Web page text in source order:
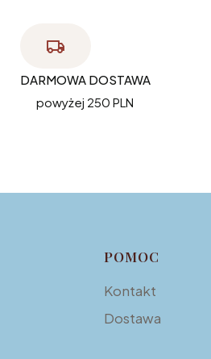
DARMOWA DOSTAWA
powyżej 250 PLN
POMOC
Kontakt
Dostawa